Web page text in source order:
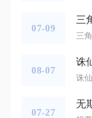
07-09
三
08-07
诛
07-27
无